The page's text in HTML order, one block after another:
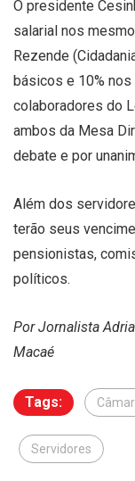
O presidente
salarial nos
Rezende
básicos e 10%
colaboradores do
ambos da Mesa
debate e por
Além dos
terão seus
pensionistas,
políticos.
Por Jornalista
Macaé
Tags:
Servidores